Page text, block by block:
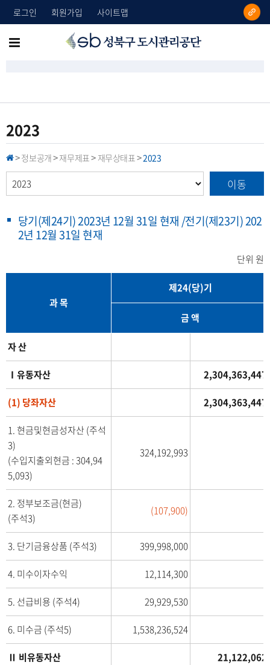
로그인 회원가입 사이트맵
메
보
기
2023
H
M
> 정보공개 >재무제표 > 재무상태표>2023
이동
당기(제24기) 2023년 12월 31일 현재 /전기(제23기) 202
2년 12월 31일 현재
단위 원
당
기
제
2
4
기
)
2
0
2
3
년
1
2
1
현
재
과 목
제24(당)기
금 액
자 산
Ⅰ유동자산 2,304,363,447
(1) 당좌자산 2,304,363,447
1. 현금및현금성자산 (주석
3)
(수입지출외현금 : 304,94
5,093)
324,192,993
2. 정부보조금(현금)
(주석3)
(107,900)
3. 단기금융상품 (주석3) 399,998,000
4. 미수이자수익 12,114,300
5. 선급비용 (주석4) 29,929,530
6. 미수금 (주석5) 1,538,236,524
Ⅱ 비유동자산 21,122,062